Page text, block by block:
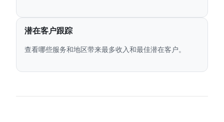
潜在客户跟踪
查看哪些服务和地区带来最多收入和最佳潜在客户。